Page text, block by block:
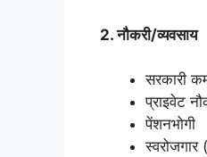
2. नौकरी/व्यवसाय
सरकारी
प्राइवेट
पेंशनभोगी